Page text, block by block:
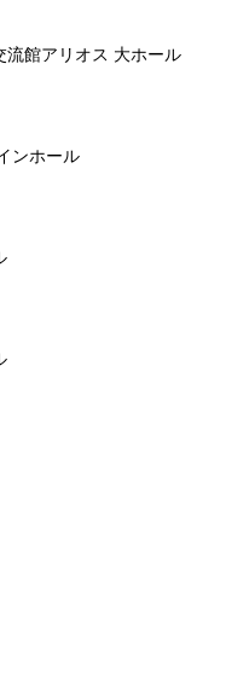
館アリオス 大ホール
ンホール